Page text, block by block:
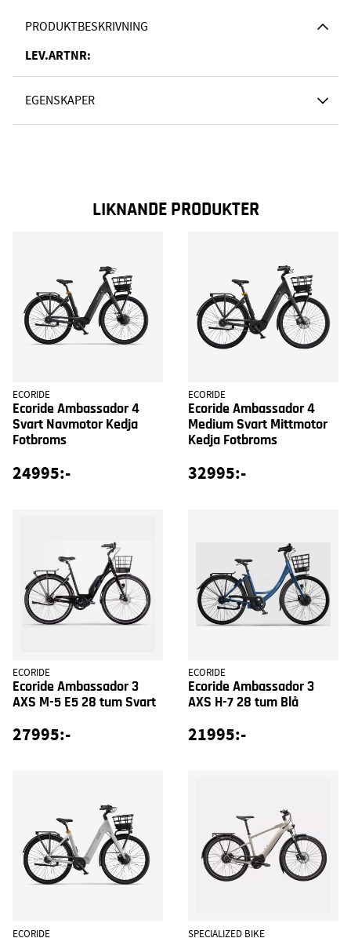
PRODUKTBESKRIVNING
LEV.ARTNR:
EGENSKAPER
LIKNANDE PRODUKTER
ECORIDE
Ecoride Ambassador 4
Svart Navmotor Kedja
Fotbroms
24995:-
ECORIDE
Ecoride Ambassador 4
Medium Svart Mittmotor
Kedja Fotbroms
32995:-
ECORIDE
Ecoride Ambassador 3
AXS M-5 E5 28 tum Svart
27995:-
ECORIDE
Ecoride Ambassador 3
AXS H-7 28 tum Blå
21995:-
ECORIDE SPECIALIZED BIKE